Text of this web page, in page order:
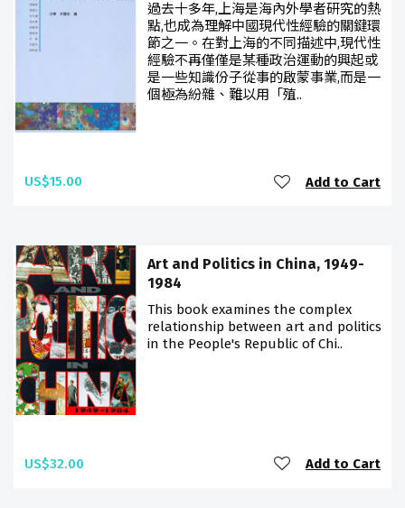
過去十多年,上海是海內外學者研究的熱
點,也成為理解中國現代性經驗的關鍵環
節之一。在對上海的不同描述中,現代性
經驗不再僅僅是某種政治運動的興起或
是一些知識份子從事的啟蒙事業,而是一
個極為紛雜、難以用「殖..
US$15.00 Add to Cart
Art and Politics in China, 1949-
1984
This book examines the complex
relationship between art and politics
in the People's Republic of Chi..
US$32.00 Add to Cart